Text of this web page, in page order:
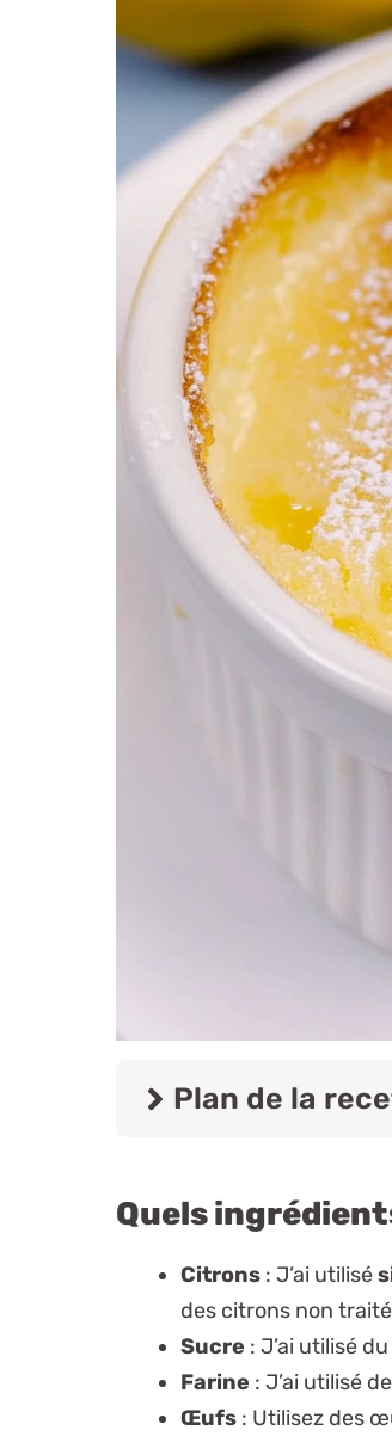
Plan de la
Quels
Citrons : J’ai utilisé
des citrons non
Sucre : J’ai utilisé
Farine : J’ai utilisé
Œufs : Utilisez des